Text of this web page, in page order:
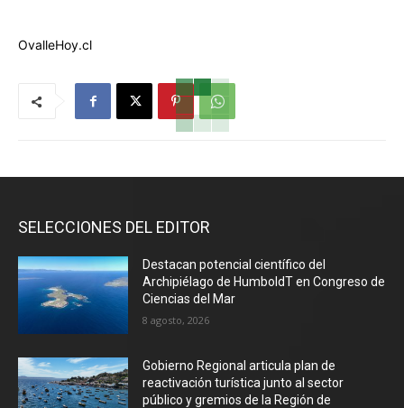
OvalleHoy.cl
SELECCIONES DEL EDITOR
Destacan potencial científico del
Archipiélago de HumboldT en Congreso de
Ciencias del Mar
8 agosto, 2026
Gobierno Regional articula plan de
reactivación turística junto al sector
público y gremios de la Región de